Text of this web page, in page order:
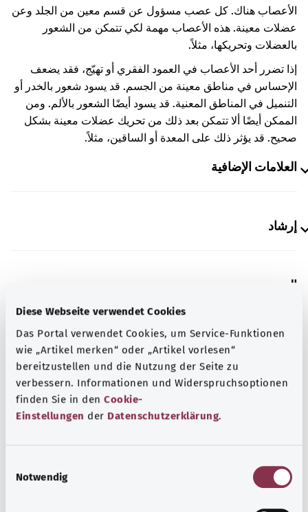
Diese Webseite verwendet Cookies
Das Portal verwendet Cookies, um Service-Funktionen
wie „Artikel merken“ oder „Artikel vorlesen“
bereitzustellen und die Nutzung der Seite zu
verbessern. Informationen und Widerspruchsoptionen
finden Sie in den Cookie-
Einstellungen der Datenschutzerklärung.
Notwendig
الأعصاب هناك. كل عصب مسؤول عن قسم معين من الجلد وعن
عضلات معينة. هذه الأعصاب مهمة لكي تتمكن من الشعور
بالعضلات وتحريكها، مثلاً.
إذا تضرر أحد الأعصاب في العمود الفقري أو تهيّج، فقد يضعف
الإحساس في مناطق معينة من الجسم. قد يسود شعور بالخدر أو
التنميل في المناطق المعنية. قد يسود أيضًا الشعور بالألم. ومن
الممكن أيضًا ألا تتمكن بعد ذلك من تحريك عضلات معينة بشكل
صحيح. قد يؤثر ذلك على المعدة أو الساقين، مثلاً.
العلامات الإضافية
إرشاد
المصدر
مُقدم من شركة "Was hab’ ich?‎" ذات المسؤولية المحدودة غير
الربحية بالنيابة عن الوزارة الاتحادية للصحة (BMG).
معرفة جيدة
المزيد من المقالات